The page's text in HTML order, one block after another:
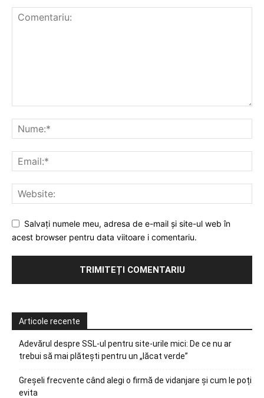
Salvați numele meu, adresa de e-mail și site-ul web în
acest browser pentru data viitoare i comentariu.
Articole recente
Adevărul despre SSL-ul pentru site-urile mici: De ce nu ar
trebui să mai plătești pentru un „lăcat verde”
Greșeli frecvente când alegi o firmă de vidanjare și cum le poți
evita